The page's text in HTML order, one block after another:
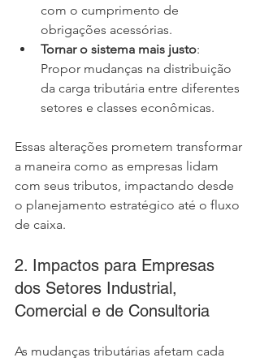
com o cumprimento de
obrigações acessórias.
Tornar o sistema mais justo:
Propor mudanças na distribuição
da carga tributária entre diferentes
setores e classes econômicas.
Essas alterações prometem transformar
a maneira como as empresas lidam
com seus tributos, impactando desde
o planejamento estratégico até o fluxo
de caixa.
2. Impactos para Empresas
dos Setores Industrial,
Comercial e de Consultoria
As mudanças tributárias afetam cada